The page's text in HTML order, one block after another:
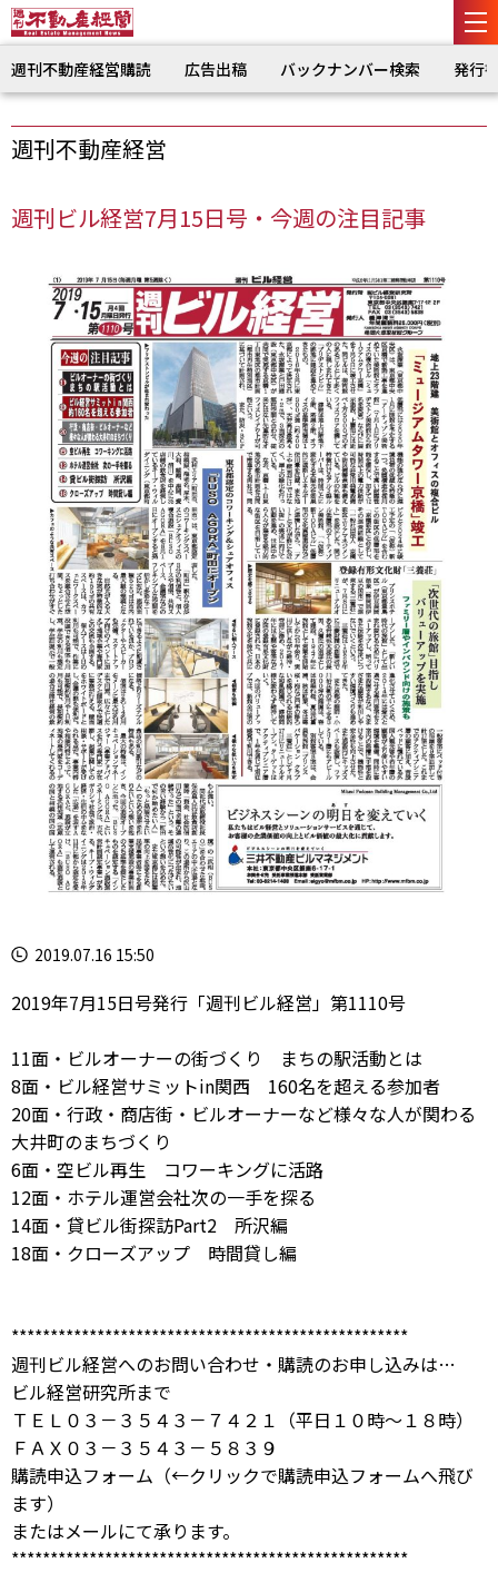
週刊不動産経営購読 広告出稿 バックナンバー検索 発行
週刊不動産経営
週刊ビル経営7月15日号・今週の注目記事
2019.07.16 15:50
2019年7月15日号発行「週刊ビル経営」第1110号
11面・ビルオーナーの街づくり まちの駅活動とは
8面・ビル経営サミットin関西 160名を超える参加者
20面・行政・商店街・ビルオーナーなど様々な人が関わる
大井町のまちづくり
6面・空ビル再生 コワーキングに活路
12面・ホテル運営会社次の一手を探る
14面・貸ビル街探訪Part2 所沢編
18面・クローズアップ 時間貸し編
***************************************************
週刊ビル経営へのお問い合わせ・購読のお申し込みは…
ビル経営研究所まで
ＴＥＬ０３－３５４３－７４２１（平日１０時～１８時）
ＦＡＸ０３－３５４３－５８３９
購読申込フォーム （←クリックで購読申込フォームへ飛び
ます）
またはメールにて承ります。
***************************************************